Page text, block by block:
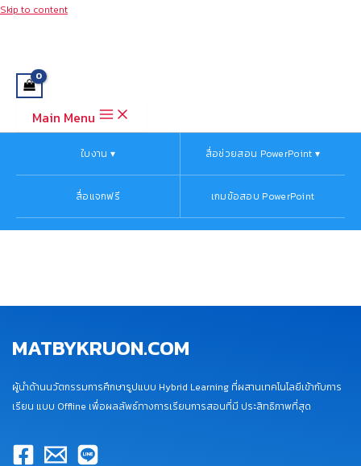
Skip to content
Main Menu
ใบงาน ▾ สื่อช่วยสอน PowerPoint ▾
สื่อแจกฟรี เกมข้อสอบ PowerPoint
MATBYKRUON.COM
ผู้นำด้านนวัตกรรมการศึกษารูปแบบ Hybrid Learning ที่ผสานเทคโนโลยีเข้ากับการ
เรียน แบบ Offline เพื่อผลลัพธ์ทางการเรียนการสอนที่มี ประสิทธิภาพที่สุด